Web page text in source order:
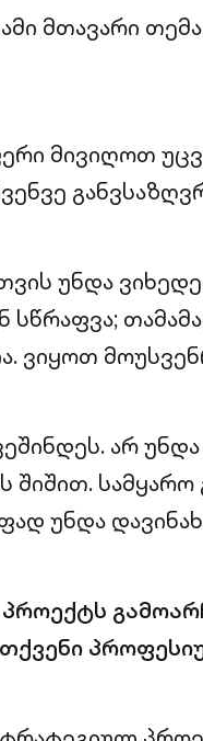
მთავარი
მივიღოთ
უნდა
სწრაფვა;
ვიყოთ
არ
შიშით.
უნდა